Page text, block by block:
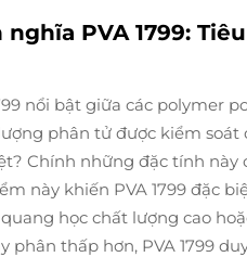
PVA 1799:
nổi bật giữa các polymer
phân tử được kiểm
Chính những đặc tính này
này khiến PVA 1799 đặc
học chất lượng cao
phân thấp hơn, PVA 1799